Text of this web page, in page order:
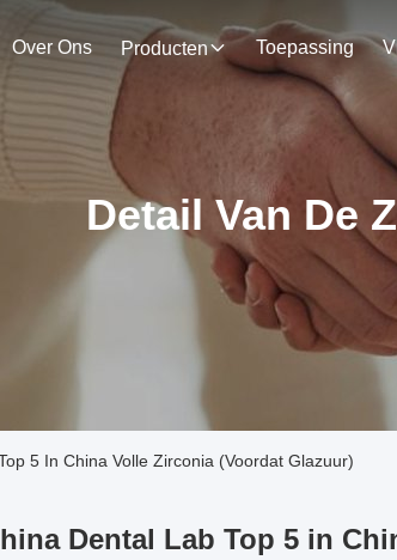
Over Ons Producten Toepassing
Detail Van De
5 In China Volle Zirconia (Voordat Glazuur)
Dental Lab Top 5 in